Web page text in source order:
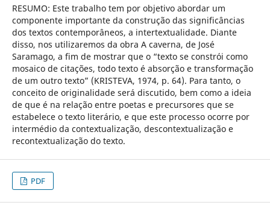
RESUMO: Este trabalho tem por objetivo abordar um
componente importante da construção das significâncias
dos textos contemporâneos, a intertextualidade. Diante
disso, nos utilizaremos da obra A caverna, de José
Saramago, a fim de mostrar que o “texto se constrói como
mosaico de citações, todo texto é absorção e transformação
de um outro texto” (KRISTEVA, 1974, p. 64). Para tanto, o
conceito de originalidade será discutido, bem como a ideia
de que é na relação entre poetas e precursores que se
estabelece o texto literário, e que este processo ocorre por
intermédio da contextualização, descontextualização e
recontextualização do texto.
PDF